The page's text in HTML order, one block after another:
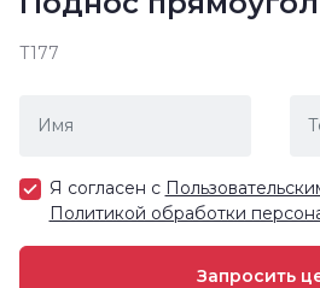
Т177
Я согласен с
Политикой обработки